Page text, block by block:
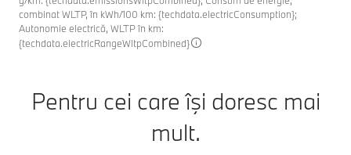
combinat WLTP, în kWh/100 km: {techdata.electricConsumption};
Autonomie electrică, WLTP în km:
{techdata.electricRangeWltpCombined}
Pentru cei care îşi doresc mai
mult.